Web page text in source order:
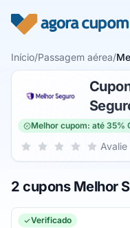
Início/Passagem aérea/
Melhor cupom: até 35%
Sua nota para Melhor
5 estrelas
4 estrelas
3 estrelas
2 estrelas
1 estrela Avalie
2 cupons Melhor
Verificado